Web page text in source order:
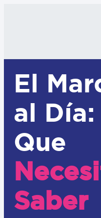
El
al
Que
Saber